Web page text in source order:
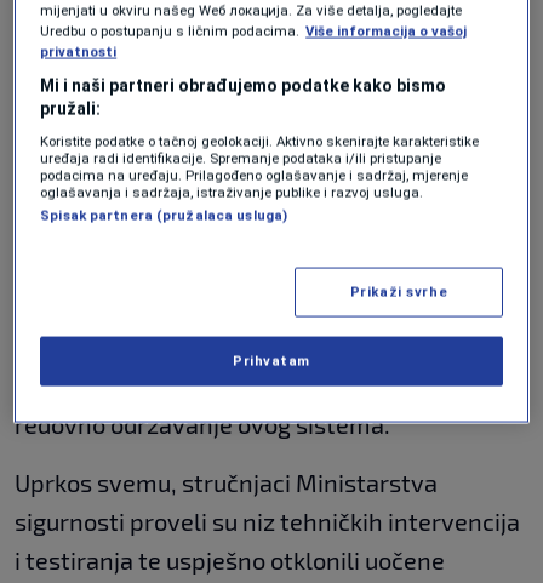
Okolnosti na koje Ministarstvo sigurnosti nije
moglo uticati dovele su do situacije da sistem
za biometrijsku identifikaciju stranaca,
nabavljen u okviru državnog programa IPA
2017, bude pušten u rad tek 1. oktobra 2025.
godine iako je garantni rok za sistem istekao
Dodatno, zbog neusvajanja budžeta institucija
Bosne i Hercegovine za 2026., Ministarstvo
sigurnosti BiH nije bilo u mogućnosti ugovoriti
redovno održavanje ovog sistema.
Uprkos svemu, stručnjaci Ministarstva
sigurnosti proveli su niz tehničkih intervencija
i testiranja te uspješno otklonili uočene
mijenjati u okviru našeg Wеб локација. Za više detalja, pogledajte
Uredbu o postupanju s ličnim podacima. Više informacija o vašoj
privatnosti
Mi i naši partneri obrađujemo podatke kako bismo
pružali:
Koristite podatke o tačnoj geolokaciji. Aktivno skenirajte karakteristike
uređaja radi identifikacije. Spremanje podataka i/ili pristupanje
podacima na uređaju. Prilagođeno oglašavanje i sadržaj, mjerenje
oglašavanja i sadržaja, istraživanje publike i razvoj usluga.
Spisak partnera (pružalaca usluga)
Prikaži svrhe
Prihvatam